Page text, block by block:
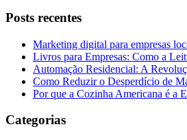
Posts recentes
Marketing digital para empresas
Livros para Empresas: Como a
Automação Residencial: A
Como Reduzir o Desperdício de
Por que a Cozinha Americana é a
Categorias